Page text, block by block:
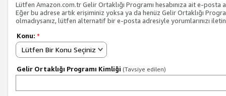
Lütfen Amazon.com.tr Gelir Ortaklığı Programı hesabınıza ait e-posta
Eğer bu adrese artık erişiminiz yoksa ya da henüz Gelir Ortaklığı
olmadıysanız, lütfen alternatif bir e-posta adresiyle yorumlarınızı
Konu: *
Lütfen Bir Konu Seçiniz
Gelir Ortaklığı Programı Kimliği (Tavsiye edilen)